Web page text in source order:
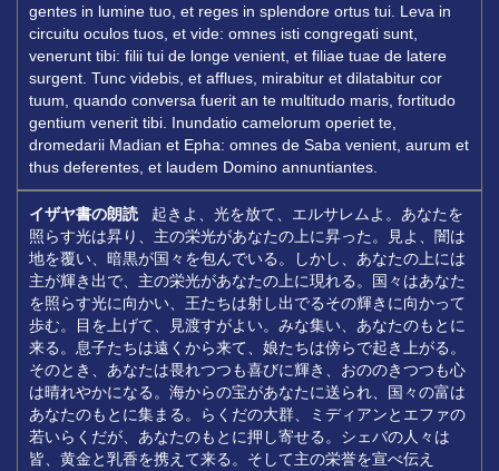
gentes in lumine tuo, et reges in splendore ortus tui. Leva in
circuitu oculos tuos, et vide: omnes isti congregati sunt,
venerunt tibi: filii tui de longe venient, et filiae tuae de latere
surgent. Tunc videbis, et afflues, mirabitur et dilatabitur cor
tuum, quando conversa fuerit an te multitudo maris, fortitudo
gentium venerit tibi. Inundatio camelorum operiet te,
dromedarii Madian et Epha: omnes de Saba venient, aurum et
thus deferentes, et laudem Domino annuntiantes.
イザヤ書の朗読 起きよ、光を放て、エルサレムよ。あなたを
照らす光は昇り、主の栄光があなたの上に昇った。見よ、闇は
地を覆い、暗黒が国々を包んでいる。しかし、あなたの上には
主が輝き出で、主の栄光があなたの上に現れる。国々はあなた
を照らす光に向かい、王たちは射し出でるその輝きに向かって
歩む。目を上げて、見渡すがよい。みな集い、あなたのもとに
来る。息子たちは遠くから来て、娘たちは傍らで起き上がる。
そのとき、あなたは畏れつつも喜びに輝き、おののきつつも心
は晴れやかになる。海からの宝があなたに送られ、国々の富は
あなたのもとに集まる。らくだの大群、ミディアンとエファの
若いらくだが、あなたのもとに押し寄せる。シェバの人々は
皆、黄金と乳香を携えて来る。そして主の栄誉を宣べ伝え